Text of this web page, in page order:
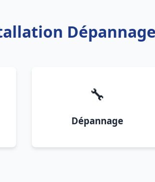
🔧
Dépannage